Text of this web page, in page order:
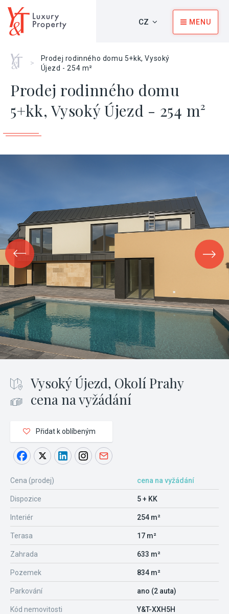
CZ MENU
Home
>
Prodej rodinného domu 5+kk, Vysoký
Újezd - 254 m²
Prodej rodinného domu
5+kk, Vysoký Újezd - 254 m²
Vysoký Újezd, Okolí Prahy
cena na vyžádání
Přidat k oblíbeným
Cena (prodej) cena na vyžádání
Dispozice 5 + KK
Interiér 254 m²
Terasa 17 m²
Zahrada 633 m²
Pozemek 834 m²
Parkování ano (2 auta)
Kód nemovitosti Y&T-XXH5H